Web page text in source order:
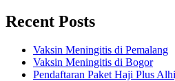
Recent Posts
Vaksin Meningitis di Pemalang
Vaksin Meningitis di Bogor
Pendaftaran Paket Haji Plus